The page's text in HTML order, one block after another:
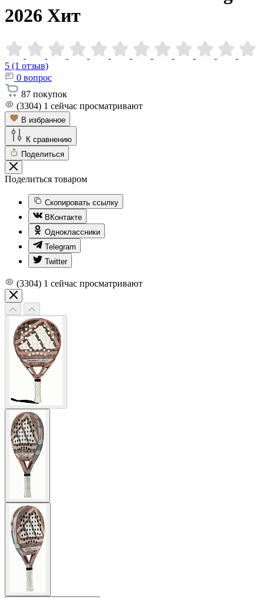
2026 Хит
5 (1 отзыв)
0 вопрос
87 покупок
(3304) 1 сейчас просматривают
В избранное
К сравнению
Поделиться
Поделиться товаром
Скопировать ссылку
ВКонтакте
Одноклассники
Telegram
Twitter
(3304) 1 сейчас просматривают